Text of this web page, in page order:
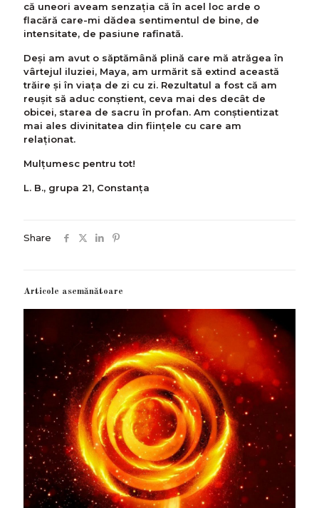
că uneori aveam senzaţia că în acel loc arde o
flacără care-mi dădea sentimentul de bine, de
intensitate, de pasiune rafinată.
Deşi am avut o săptămână plină care mă atrăgea în
vârtejul iluziei, Maya, am urmărit să extind această
trăire şi în viaţa de zi cu zi. Rezultatul a fost că am
reușit să aduc conştient, ceva mai des decât de
obicei, starea de sacru în profan. Am conştientizat
mai ales divinitatea din fiinţele cu care am
relaţionat.
Mulțumesc pentru tot!
L. B., grupa 21, Constanța
Share
Articole asemănătoare